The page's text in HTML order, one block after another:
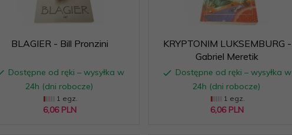
BLAGIER - Bill Pronzini
Dostępne od ręki – wysyłka w
24h (dni robocze)
1 egz.
6,06 PLN
KRYPTONIM LUKSEMBURG -
Gabriel Meretik
Dostępne od ręki – wysyłka w
24h (dni robocze)
1 egz.
6,06 PLN